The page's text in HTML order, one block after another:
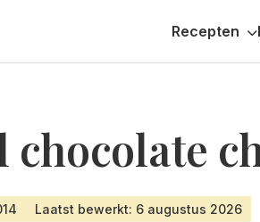
Recepten
chocolate
Laatst bewerkt: 6 augustus 2026